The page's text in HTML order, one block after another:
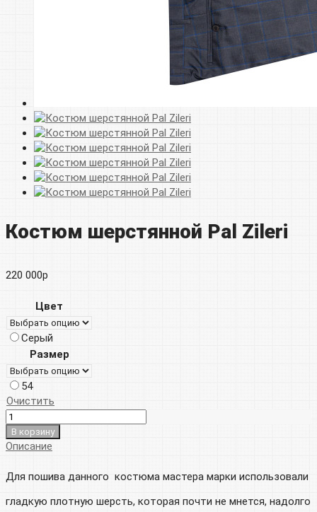
Костюм шерстянной Pal Zileri
220 000р
Цвет
Серый
Размер
54
Очистить
В корзину
Описание
Для пошива данного костюма мастера марки использовали
гладкую плотную шерсть, которая почти не мнется, надолго